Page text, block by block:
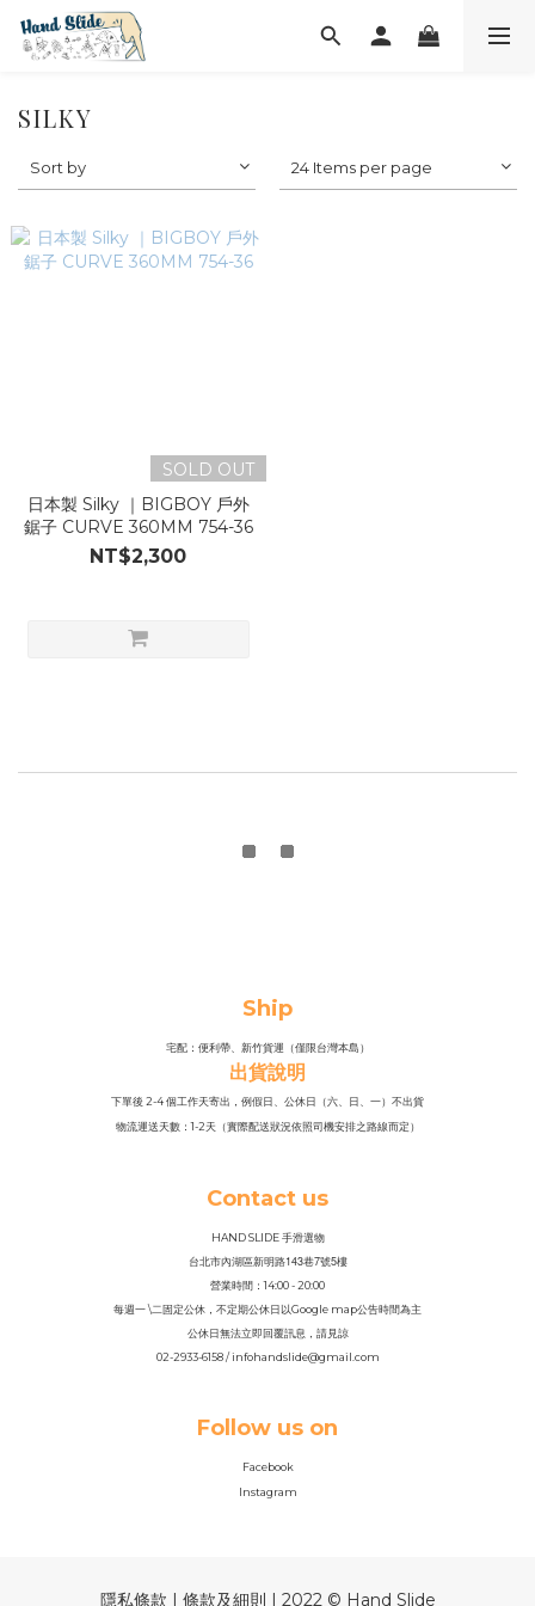
SILKY
Sort by 24 Items per page
SOLD OUT
日本製 Silky ｜BIGBOY 戶外
鋸子 CURVE 360MM 754-36
NT$2,300
Ship
宅配：便利帶、新竹貨運（僅限台灣本島）
出貨說明
下單後 2-4 個工作天寄出，例假日、公休日（六、日、一）不出貨
物流運送天數：1-2天（實際配送狀況依照司機安排之路線而定）
Contact us
HAND SLIDE 手滑選物
台北市內湖區新明路143巷7號5樓
營業時間：14:00 - 20:00
每週一 \二固定公休，不定期公休日以Google map公告時間為主
公休日無法立即回覆訊息，請見諒
02-2933-6158 / infohandslide@gmail.com
Follow us on
Facebook
Instagram
隱私條款 | 條款及細則 | 2022 © Hand Slide